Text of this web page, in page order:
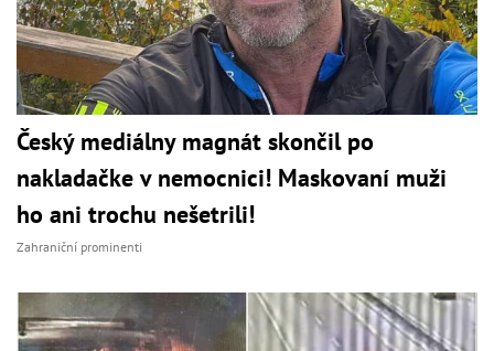
Český mediálny magnát skončil po
nakladačke v nemocnici! Maskovaní muži
ho ani trochu nešetrili!
Zahraniční prominenti